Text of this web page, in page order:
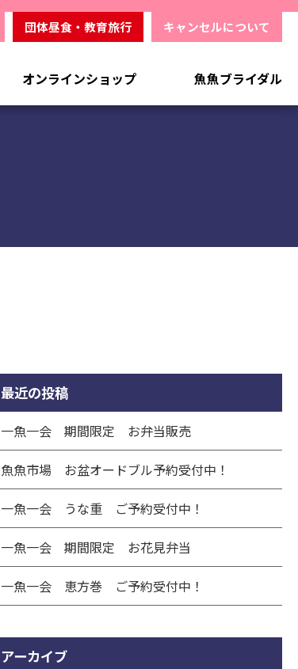
団体昼食・教育旅行 キャンセルについて
オンラインショップ 魚魚ブライダル
最近の投稿
一魚一会 期間限定 お弁当販売
魚魚市場 お盆オードブル予約受付中！
一魚一会 うな重 ご予約受付中！
一魚一会 期間限定 お花見弁当
一魚一会 恵方巻 ご予約受付中！
アーカイブ